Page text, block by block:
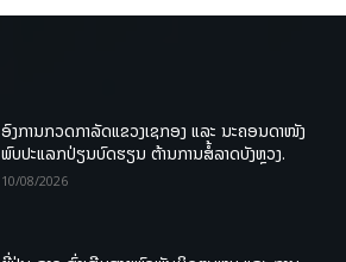
ອົງການກວດກາລັດແຂວງເຊກອງ ແລະ ນະຄອນດາໜັງ
ພົບປະແລກປ່ຽນບົດຮຽນ ຕ້ານການສໍ້ລາດບັງຫຼວງ.
10/08/2026